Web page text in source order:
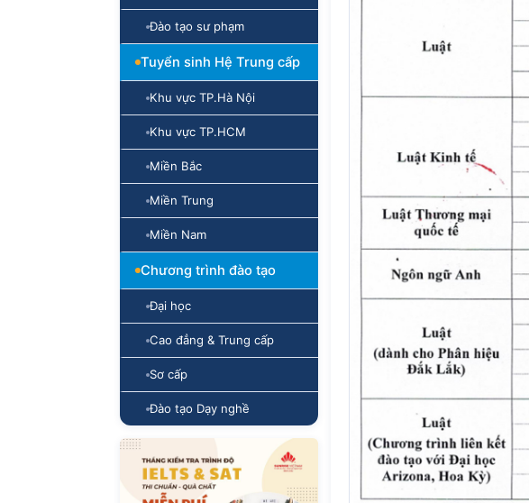
Đào tạo sư phạm
Tuyển sinh Hệ Trung cấp
Khu vực TP.Hà Nội
Khu vực TP.HCM
Miền Bắc
Miền Trung
Miền Nam
Chương trình đào tạo
Đại học
Cao đẳng & Trung cấp
Sơ cấp
Đào tạo Dạy nghề